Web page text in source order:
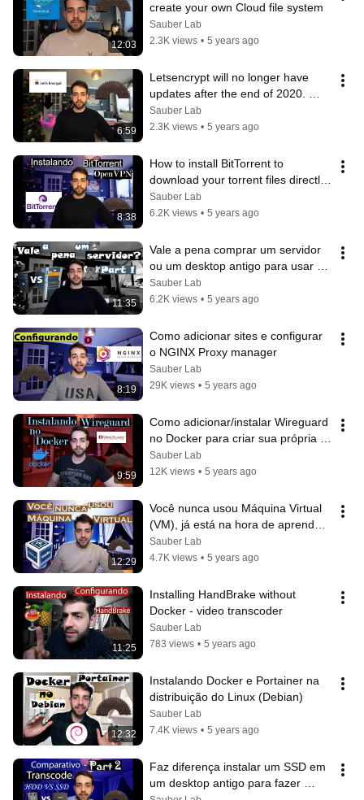
12:03
create your own Cloud file system
Sauber Lab
2.3K views • 5 years ago
6:59
Letsencrypt will no longer have
updates after the end of 2020.
Switch to letsencrypt-swag
Sauber Lab
2.3K views • 5 years ago
8:38
How to install BitTorrent to
download your torrent files directly
linked to your VPN provider
Sauber Lab
6.2K views • 5 years ago
11:35
Vale a pena comprar um servidor
ou um desktop antigo para usar
como servidor de arquivos - Parte
1
Sauber Lab
6.2K views • 5 years ago
8:19
Como adicionar sites e configurar
o NGINX Proxy manager
Sauber Lab
29K views • 5 years ago
9:59
Como adicionar/instalar Wireguard
no Docker para criar sua própria
VPN.
Sauber Lab
12K views • 5 years ago
12:29
Você nunca usou Máquina Virtual
(VM), já está na hora de aprender,
usando Virtualbox
Sauber Lab
4.7K views • 5 years ago
11:25
Installing HandBrake without
Docker - video transcoder
Sauber Lab
783 views • 5 years ago
12:32
Instalando Docker e Portainer na
distribuição do Linux (Debian)
Sauber Lab
7.4K views • 5 years ago
Faz diferença instalar um SSD em
um desktop antigo para fazer